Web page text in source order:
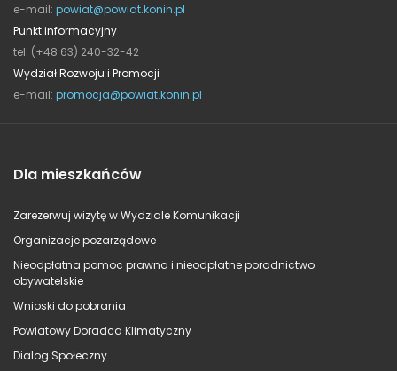
e-mail: powiat@powiat.konin.pl
Punkt informacyjny
tel. (+48 63) 240-32-42
Wydział Rozwoju i Promocji
e-mail: promocja@powiat.konin.pl
Dla mieszkańców
Zarezerwuj wizytę w Wydziale Komunikacji
Organizacje pozarządowe
Nieodpłatna pomoc prawna i nieodpłatne poradnictwo
obywatelskie
Wnioski do pobrania
Powiatowy Doradca Klimatyczny
Dialog Społeczny